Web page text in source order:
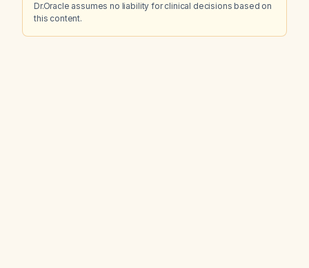
Dr.Oracle assumes no liability for clinical decisions based on
this content.